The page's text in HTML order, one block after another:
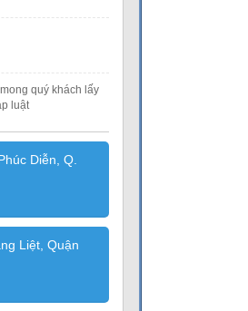
quý khách lấy
luật
Diễn, Q.
Liệt, Quận